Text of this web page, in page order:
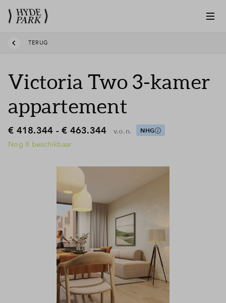
TERUG
Victoria Two 3-kamer
appartement
€ 418.344 - € 463.344 v.o.n. NHG
Nog 8 beschikbaar